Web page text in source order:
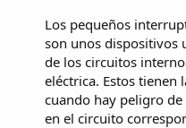
Los pequeños
son unos dispositivos
de los circuitos
eléctrica. Estos tienen
cuando hay peligro
en el circuito